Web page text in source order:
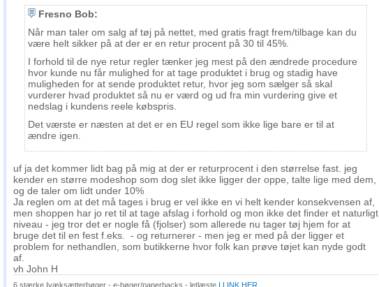
Fresno Bob:
Når man taler om salg af tøj på nettet, med gratis fragt frem/tilbage kan du
være helt sikker på at der er en retur procent på 30 til 45%.
I forhold til de nye retur regler tænker jeg mest på den ændrede procedure
hvor kunde nu får mulighed for at tage produktet i brug og stadig have
muligheden for at sende produktet retur, hvor jeg som sælger så skal
vurderer hvad produktet så nu er værd og ud fra min vurdering give et
nedslag i kundens reele købspris.
Det værste er næsten at det er en EU regel som ikke lige bare er til at
ændre igen.
uf ja det kommer lidt bag på mig at der er returprocent i den størrelse fast. jeg
kender en større modeshop som dog slet ikke ligger der oppe, talte lige med dem,
og de taler om lidt under 10%
Ja reglen om at det må tages i brug er vel ikke en vi helt kender konsekvensen af,
men shoppen har jo ret til at tage afslag i forhold og mon ikke det finder et naturligt
niveau - jeg tror det er nogle få (fjolser) som allerede nu tager tøj hjem for at
bruge det til en fest f.eks. - og returnerer - men jeg er med på der ligger et
problem for nethandlen, som butikkerne hvor folk kan prøve tøjet kan nyde godt
af.
vh John H
6 stærke Ivæksætterbøger - e-bøger/paperbacks - letlæsteI LINK HER